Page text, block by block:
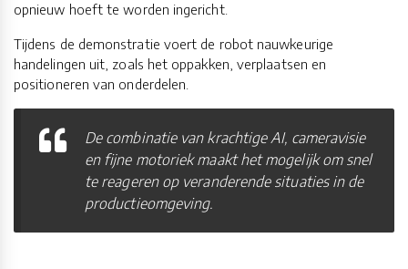
opnieuw hoeft te worden ingericht.
Tijdens de demonstratie voert de robot nauwkeurige
handelingen uit, zoals het oppakken, verplaatsen en
positioneren van onderdelen.
De combinatie van krachtige AI, cameravisie
en fijne motoriek maakt het mogelijk om snel
te reageren op veranderende situaties in de
productieomgeving.